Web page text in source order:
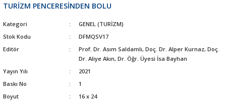
TURİZM PENCERESİNDEN BOLU
Kategori
GENEL (TURİZM)
Stok Kodu
DFMQSV17
Editör
Prof. Dr. Asım Saldamlı, Doç. Dr. Alper Kurnaz, Doç.
Dr. Aliye Akın, Dr. Öğr. Üyesi İsa Bayhan
Yayın Yılı
2021
Baskı No
1
Boyut
16 x 24